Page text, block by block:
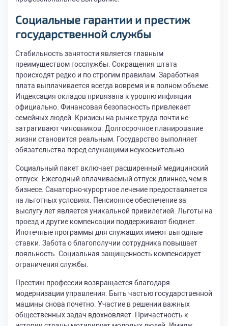
Социальные гарантии и престиж
государственной службы
Стабильность занятости является главным
преимуществом госслужбы. Сокращения штата
происходят редко и по строгим правилам. Заработная
плата выплачивается всегда вовремя и в полном объеме.
Индексация окладов привязана к уровню инфляции
официально. Финансовая безопасность привлекает
семейных людей. Кризисы на рынке труда почти не
затрагивают чиновников. Долгосрочное планирование
жизни становится реальным. Государство выполняет
обязательства перед служащими неукоснительно.
Социальный пакет включает расширенный медицинский
отпуск. Ежегодный оплачиваемый отпуск длиннее, чем в
бизнесе. Санаторно-курортное лечение предоставляется
на льготных условиях. Пенсионное обеспечение за
выслугу лет является уникальной привилегией. Льготы на
проезд и другие компенсации поддерживают бюджет.
Ипотечные программы для служащих имеют выгодные
ставки. Забота о благополучии сотрудника повышает
лояльность. Социальная защищенность компенсирует
ограничения службы.
Престиж профессии возвращается благодаря
модернизации управления. Быть частью государственной
машины снова почетно. Участие в решении важных
общественных задач вдохновляет. Причастность к